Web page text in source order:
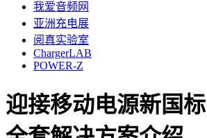
我爱音频网
亚洲充电展
阅真实验室
ChargerLAB
POWER-Z
迎接移动电源新国